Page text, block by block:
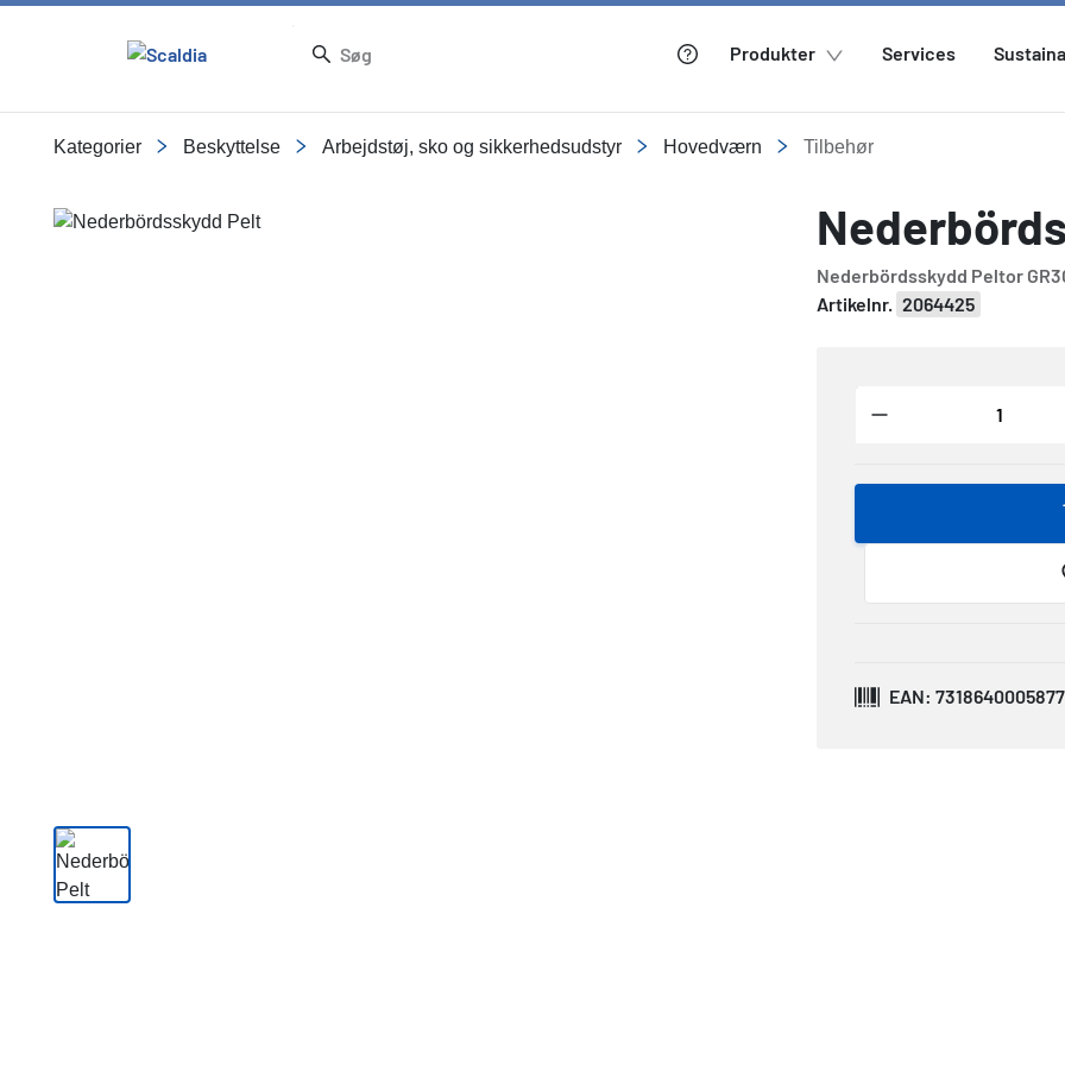
Produkter Services
Kategorier Beskyttelse Arbejdstøj, sko og sikkerhedsudstyr Hovedværn Tilbehør
Slide 1 of 1
Nederbördsskydd Peltor
Artikelnr. 2064425
EAN: 7318640005877